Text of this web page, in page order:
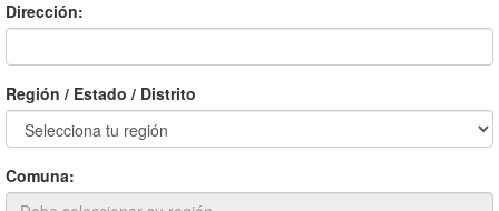
Dirección:
Región / Estado / Distrito
Comuna: